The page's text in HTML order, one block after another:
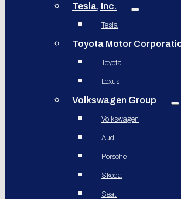
Tesla, Inc.
Tesla
Toyota Motor
Toyota
Lexus
Volkswagen Group
Volkswagen
Audi
Porsche
Skoda
Seat